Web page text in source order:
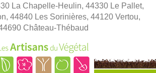
La Chapelle-Heulin, 44330 Le Pallet,
44840 Les Sorinières, 44120 Vertou,
Château-Thébaud